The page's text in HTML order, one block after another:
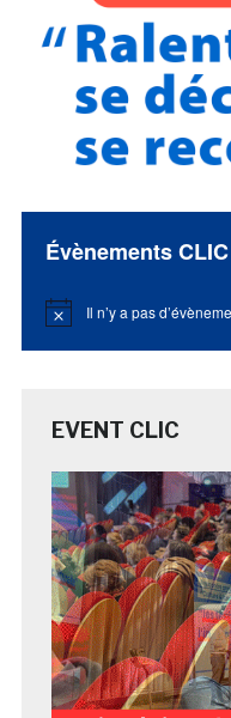
Évènements
Notice Il n’y a pas
EVENT CLIC